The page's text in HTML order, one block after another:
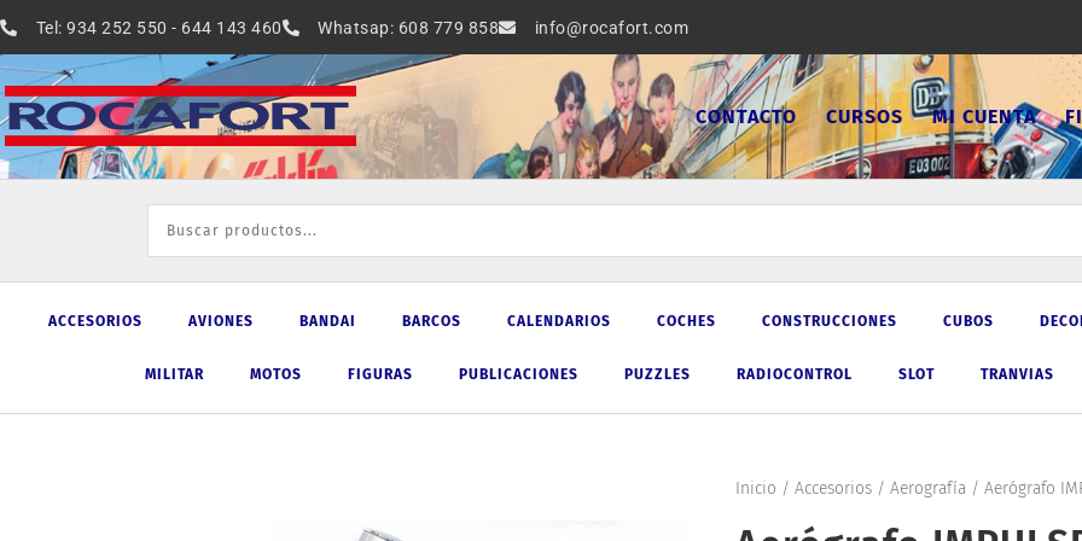
al
contenido
Tel: 934 252 550 - 644 143 460 Whatsap: 608 779 858 info@rocafort.com
CONTACTO CURSOS MI CUENTA
ACCESORIOS AVIONES BANDAI BARCOS CALENDARIOS COCHES CONSTRUCCIONES CUBOS
MILITAR MOTOS FIGURAS PUBLICACIONES PUZZLES RADIOCONTROL SLOT TRANVIAS
Inicio / Accesorios/ Aerografía/ Aerógrafo